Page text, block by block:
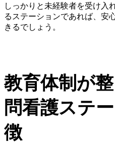
しっかりと未経験者を受け入
るステーションであれば、安
きるでしょう。
教育体制が
問看護ステ
徴